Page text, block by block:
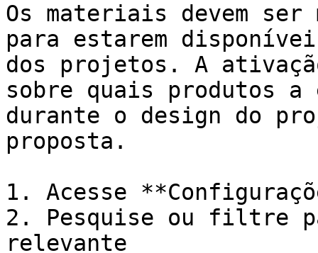
Os materiais devem ser
para estarem
dos projetos. A
sobre quais produtos
durante o design do
proposta.
1. Acesse
2. Pesquise ou filtre
relevante